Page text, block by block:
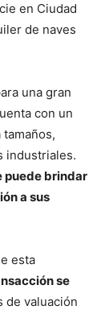
en Ciudad
de naves
una gran
con un
industriales.
puede brindar
a sus
esta
se
de valuación